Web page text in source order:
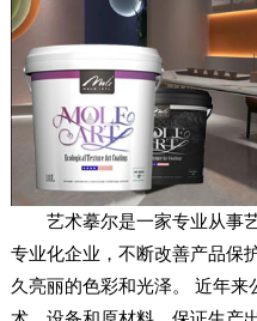
艺术摹尔是一家专业从事
专业化企业，不断改善产品保
久亮丽的色彩和光泽。 近年